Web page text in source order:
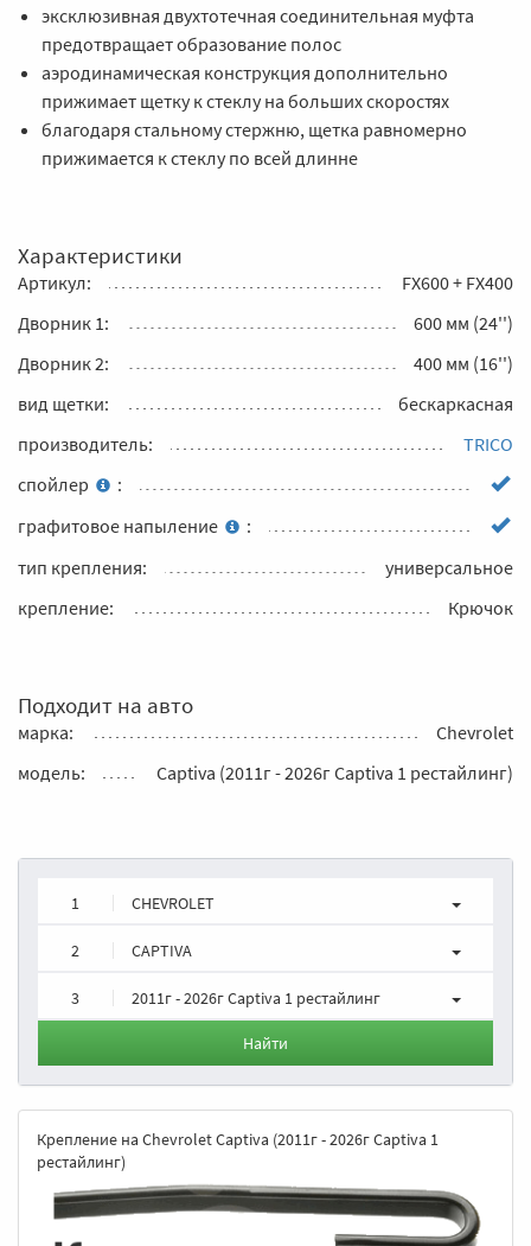
эксклюзивная двухтотечная соединительная муфта
предотвращает образование полос
аэродинамическая конструкция дополнительно
прижимает щетку к стеклу на больших скоростях
благодаря стальному стержню, щетка равномерно
прижимается к стеклу по всей длинне
Характеристики
Артикул:
FX600 + FX400
Дворник 1:
600 мм (24'')
Дворник 2:
400 мм (16'')
вид щетки:
бескаркасная
производитель:
TRICO
спойлер
:
графитовое напыление
:
тип крепления:
универсальное
крепление:
Крючок
Подходит на авто
марка:
Chevrolet
модель:
Captiva (2011г - 2026г Captiva 1 рестайлинг)
1 CHEVROLET
2 CAPTIVA
3 2011г - 2026г Captiva 1 рестайлинг
Найти
Крепление на Chevrolet Captiva (2011г - 2026г Captiva 1
рестайлинг)